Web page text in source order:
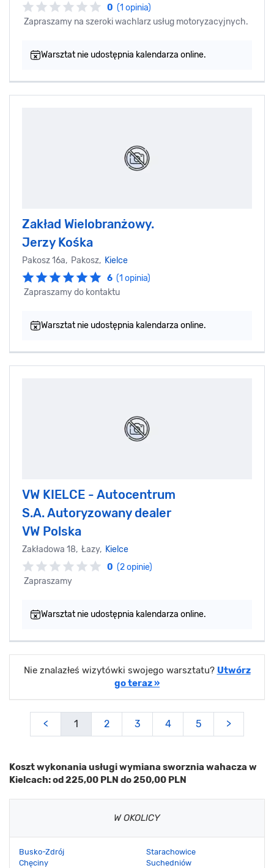
0 (1 opinia)
Zapraszamy na szeroki wachlarz usług motoryzacyjnych.
Warsztat nie udostępnia kalendarza online.
Zakład Wielobranżowy.
Jerzy Kośka
Pakosz 16a, Pakosz, Kielce
6 (1 opinia)
Zapraszamy do kontaktu
Warsztat nie udostępnia kalendarza online.
VW KIELCE - Autocentrum
S.A. Autoryzowany dealer
VW Polska
Zakładowa 18, Łazy, Kielce
0 (2 opinie)
Zapraszamy
Warsztat nie udostępnia kalendarza online.
Nie znalazłeś wizytówki swojego warsztatu? Utwórz
go teraz »
< 1 2 3 4 5 >
Koszt wykonania usługi wymiana sworznia wahacza w
Kielcach: od 225,00 PLN do 250,00 PLN
W OKOLICY
Busko-Zdrój
Chęciny
Starachowice
Suchedniów